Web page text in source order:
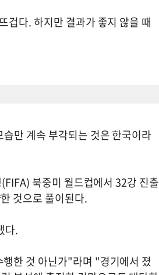
겁다. 하지만 결과가 좋지 않을 때
만 계속 부각되는 것은 한국이라
북중미 월드컵에서 32강 진출
것으로 풀이된다.
다.
한 것 아닌가"라며 "경기에서 졌